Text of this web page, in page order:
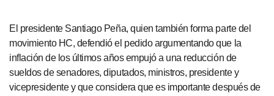
El presidente Santiago Peña, quien también forma parte del
movimiento HC, defendió el pedido argumentando que la
inflación de los últimos años empujó a una reducción de
sueldos de senadores, diputados, ministros, presidente y
vicepresidente y que considera que es importante después de